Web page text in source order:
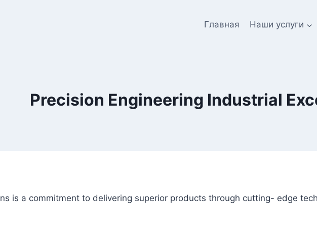
Главная Наши услуги
Precision Engineering Industrial
is a commitment to delivering superior products through cutting- edge